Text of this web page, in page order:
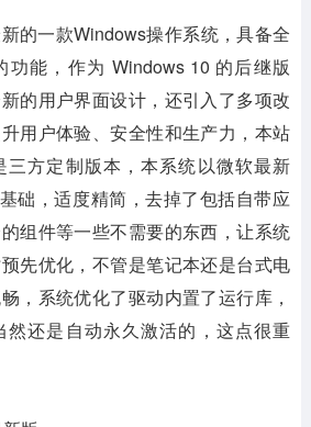
的一款Windows操作系统，具备全
功能，作为 Windows 10 的后继版
的用户界面设计，还引入了多项改
用户体验、安全性和生产力，本站
三方定制版本，本系统以微软最新
础，适度精简，去掉了包括自带应
组件等一些不需要的东西，让系统
先优化，不管是笔记本还是台式电
，系统优化了驱动内置了运行库，
然还是自动永久激活的，这点很重